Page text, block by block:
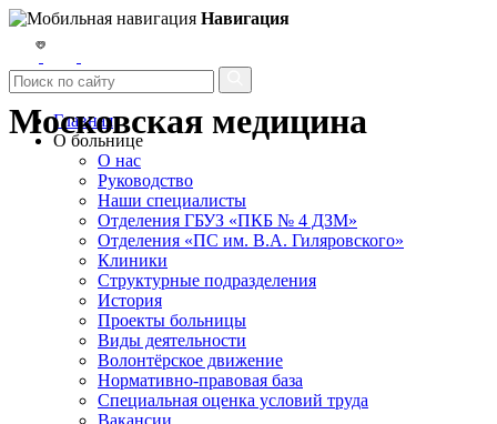
Московская медицина
Навигация
Главная
О больнице
О нас
Руководство
Наши специалисты
Отделения ГБУЗ «ПКБ № 4 ДЗМ»
Отделения «ПС им. В.А. Гиляровского»
Клиники
Структурные подразделения
История
Проекты больницы
Виды деятельности
Волонтёрское движение
Нормативно-правовая база
Специальная оценка условий труда
Вакансии